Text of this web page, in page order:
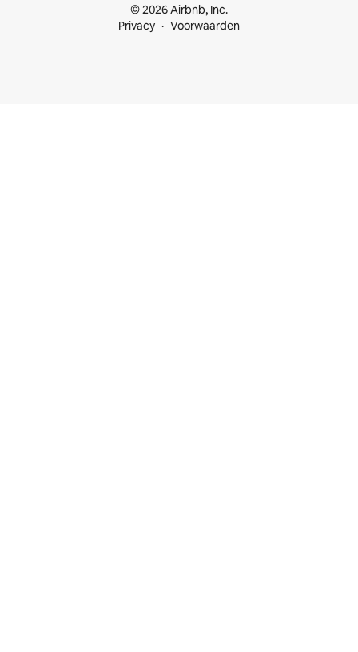
© 2026 Airbnb, Inc.
Privacy
Voorwaarden